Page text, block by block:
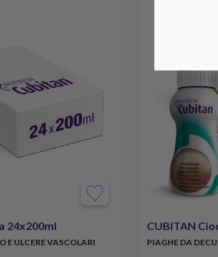
24x200ml
E ULCERE VASCOLARI
CUBITAN
PIAGHE DA